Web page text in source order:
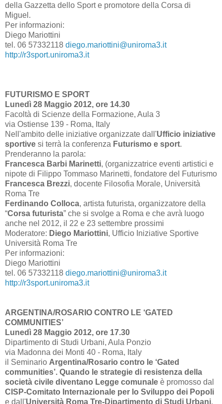
della Gazzetta dello Sport e promotore della Corsa di
Miguel.
Per informazioni:
Diego Mariottini
tel. 06 57332118 diego.mariottini@uniroma3.it
http://r3sport.uniroma3.it
FUTURISMO E SPORT
Lunedì 28 Maggio 2012, ore 14.30
Facoltà di Scienze della Formazione, Aula 3
via Ostiense 139 - Roma, Italy
Nell'ambito delle iniziative organizzate dall'Ufficio iniziative
sportive si terrà la conferenza Futurismo e sport.
Prenderanno la parola:
Francesca Barbi Marinetti, (organizzatrice eventi artistici e
nipote di Filippo Tommaso Marinetti, fondatore del Futurismo
Francesca Brezzi, docente Filosofia Morale, Università
Roma Tre
Ferdinando Colloca, artista futurista, organizzatore della
“Corsa futurista” che si svolge a Roma e che avrà luogo
anche nel 2012, il 22 e 23 settembre prossimi
Moderatore: Diego Mariottini, Ufficio Iniziative Sportive
Università Roma Tre
Per informazioni:
Diego Mariottini
tel. 06 57332118 diego.mariottini@uniroma3.it
http://r3sport.uniroma3.it
ARGENTINA/ROSARIO CONTRO LE ‘GATED
COMMUNITIES’
Lunedì 28 Maggio 2012, ore 17.30
Dipartimento di Studi Urbani, Aula Ponzio
via Madonna dei Monti 40 - Roma, Italy
il Seminario Argentina/Rosario contro le ‘Gated
communities’. Quando le strategie di resistenza della
società civile diventano Legge comunale è promosso dal
CISP-Comitato Internazionale per lo Sviluppo dei Popoli
e dall'Università Roma Tre-Dipartimento di Studi Urbani.